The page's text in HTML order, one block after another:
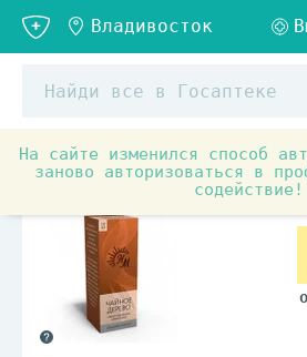
На сайте изменился способ
заново авторизоваться в
содействие!
Товары для красоты и здоровья